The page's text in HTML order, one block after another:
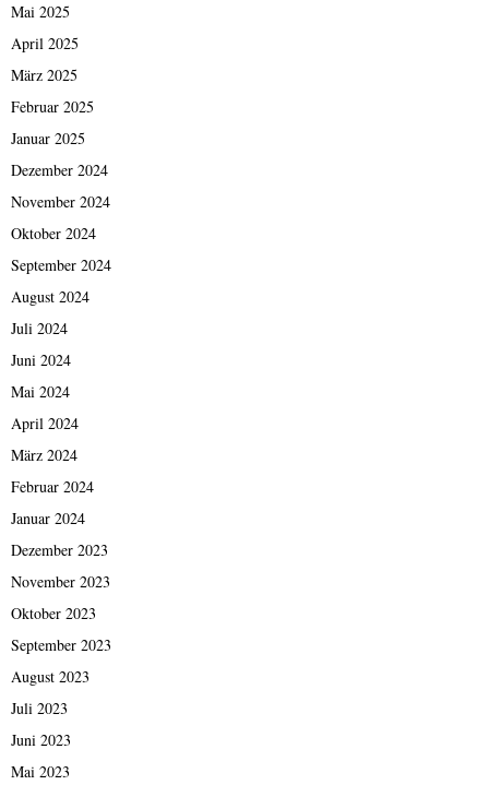
Mai 2025
April 2025
März 2025
Februar 2025
Januar 2025
Dezember 2024
November 2024
Oktober 2024
September 2024
August 2024
Juli 2024
Juni 2024
Mai 2024
April 2024
März 2024
Februar 2024
Januar 2024
Dezember 2023
November 2023
Oktober 2023
September 2023
August 2023
Juli 2023
Juni 2023
Mai 2023